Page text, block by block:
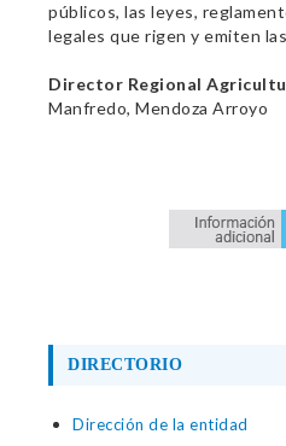
públicos, las leyes,
legales que rigen y emiten
Director Regional
Manfredo, Mendoza Arroyo
DIRECTORIO
Dirección de la entidad